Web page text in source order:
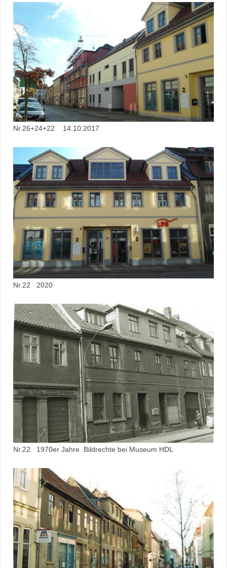
Nr.26+24+22 14.10.2017
Nr.22 2020
Nr.22 1970er Jahre Bildrechte bei Museum HDL